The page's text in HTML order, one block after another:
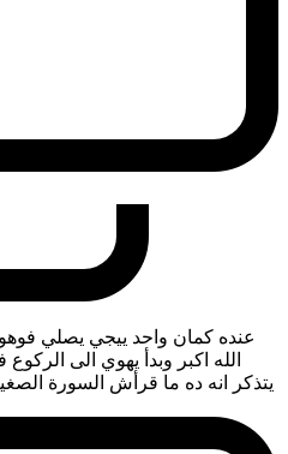
عنده كمان واحد ييجي يصلي
الله اكبر وبدأ يهوي الى
يتذكر انه ده ما قرأش السورة